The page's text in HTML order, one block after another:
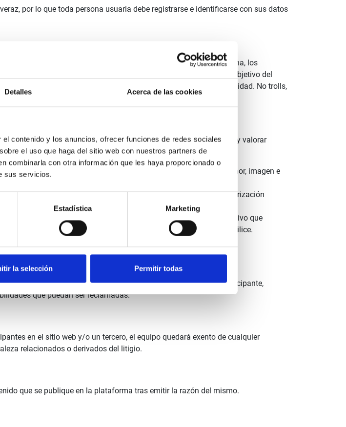
Detalles Acerca de las cookies
contenido y los anuncios, ofrecer funciones de redes sociales
el uso que haga del sitio web con nuestros partners de
combinarla con otra información que les haya proporcionado o
sus servicios.
Estadística Marketing
la selección Permitir todas
por lo que toda persona usuaria debe registrarse e identificarse con sus datos
relacionadas con la mejora de la calidad de vida ciudadana, los
Por ello, no se admitirán usuarios/as que no compartan el objetivo del
No se admitirán suplantaciones ni duplicaciones de identidad. No trolls,
de participación con fines distintos a los de debatir, compartir y valorar
en cualquier forma de los derechos fundamentales al honor, imagen e
hayan sido puestas a disposición por otros usuarios sin la autorización
pueda herir la sensibilidad a los usuarios y/o personal administrativo que
los derechos de propiedad intelectual sobre las imágenes que utilice.
suspender temporalmente la actividad de una persona participante,
que puedan ser reclamadas.
en el sitio web y/o un tercero, el equipo quedará exento de cualquier
relacionados o derivados del litigio.
que se publique en la plataforma tras emitir la razón del mismo.